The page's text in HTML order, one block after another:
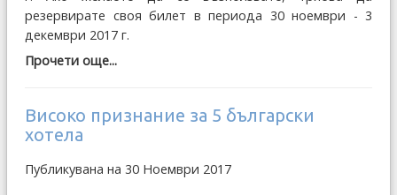
резервирате своя билет в периода 30 ноември - 3
декември 2017 г.
Прочети още...
Високо признание за 5 български
хотела
Публикувана на 30 Ноември 2017